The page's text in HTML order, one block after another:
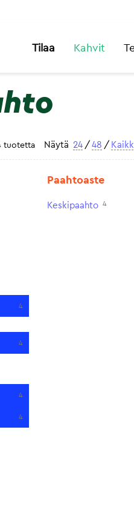
Tilaa Kahvit
tuotetta Näytä 24 / 48 /
Paahtoaste
Keskipaahto 4
4
4
4
4